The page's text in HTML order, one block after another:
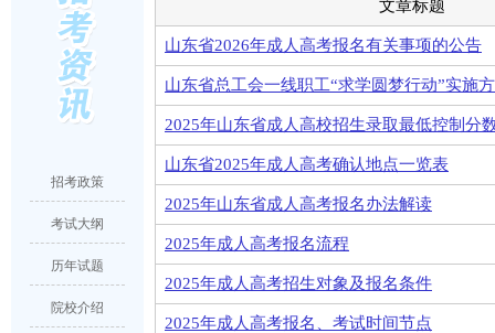
文章标题
山东省2026年成人高考报名有关事项的公告
山东省总工会一线职工“求学圆梦行动”实施
2025年山东省成人高校招生录取最低控制分
山东省2025年成人高考确认地点一览表
2025年山东省成人高考报名办法解读
2025年成人高考报名流程
2025年成人高考招生对象及报名条件
2025年成人高考报名、考试时间节点
招考政策
考试大纲
历年试题
院校介绍